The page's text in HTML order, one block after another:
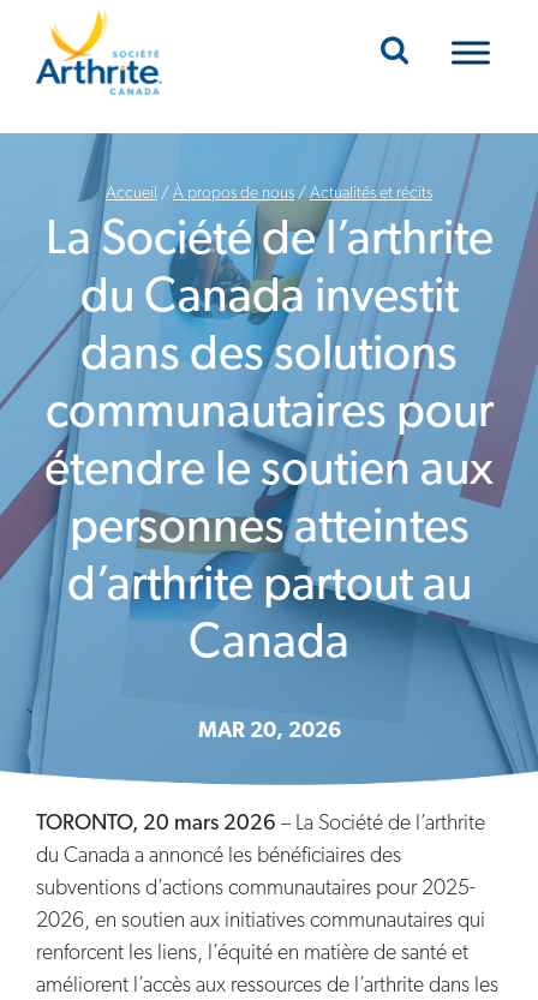
Mobile Navigation
Accueil / À propos de nous/Actualités et récits
La Société de l’arthrite
du Canada investit
dans des solutions
communautaires pour
étendre le soutien aux
personnes atteintes
d’arthrite partout au
Canada
MAR 20, 2026
TORONTO, 20 mars 2026 – La Société de l’arthrite
du Canada a annoncé les bénéficiaires des
subventions d’actions communautaires pour 2025-
2026, en soutien aux initiatives communautaires qui
renforcent les liens, l’équité en matière de santé et
améliorent l’accès aux ressources de l’arthrite dans les